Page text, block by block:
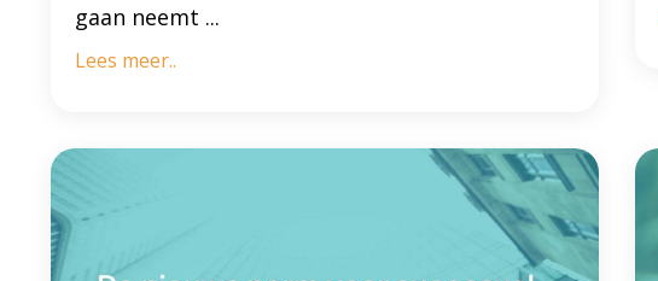
gaan neemt ...
Lees meer..